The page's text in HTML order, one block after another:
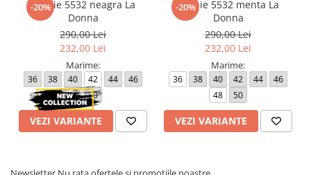
-20%
Rochie 5532 neagra La
Donna
290,00 Lei
232,00 Lei
Marime:
36 38 40 42 44
46
48
50
VEZI VARIANTE
-20%
Rochie 5532 menta La
Donna
290,00 Lei
232,00 Lei
Marime:
36 38 40 42 44
46
48
50
VEZI VARIANTE